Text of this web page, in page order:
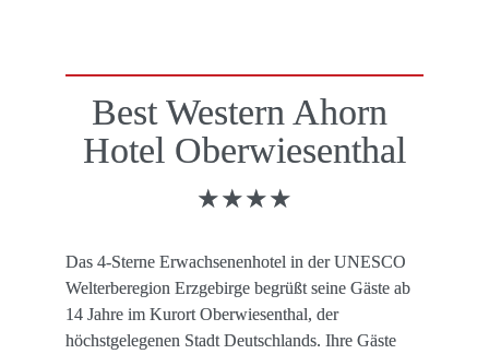
Best Western Ahorn
Hotel Oberwiesenthal
★★★★
Das 4-Sterne Erwachsenenhotel in der UNESCO
Welterberegion Erzgebirge begrüßt seine Gäste ab
14 Jahre im Kurort Oberwiesenthal, der
höchstgelegenen Stadt Deutschlands. Ihre Gäste